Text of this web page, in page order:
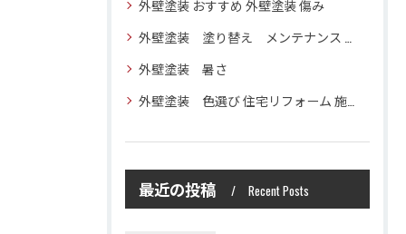
外壁塗装 おすすめ 外壁塗装 傷み
外壁塗装 塗り替え メンテナンス 住宅塗装
外壁塗装 暑さ
外壁塗装 色選び 住宅リフォーム 施工技術
最近の投稿 Recent Posts